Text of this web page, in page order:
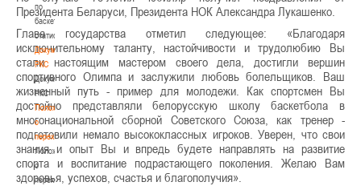
по
баскетбольной
статистике
Документы
РКС
Документы
РКС
Положение
о
переходах
Положение
о
переходах
Президента Беларуси, Президента НОК Александра Лукашенко.
Глава государства отметил следующее: «Благодаря
исключительному таланту, настойчивости и трудолюбию Вы
стали настоящим мастером своего дела, достигли вершин
спортивного Олимпа и заслужили любовь болельщиков. Ваш
жизненный путь - пример для молодежи. Как спортсмен Вы
достойно представляли белорусскую школу баскетбола в
многонациональной сборной Советского Союза, как тренер -
подготовили немало высококлассных игроков. Уверен, что свои
знания и опыт Вы и впредь будете направлять на развитие
спорта и воспитание подрастающего поколения. Желаю Вам
здоровья, успехов, счастья и благополучия».